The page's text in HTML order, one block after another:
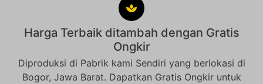
Harga Terbaik ditambah dengan Gratis
Ongkir
Diproduksi di Pabrik kami Sendiri yang berlokasi di
Bogor, Jawa Barat. Dapatkan Gratis Ongkir untuk